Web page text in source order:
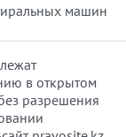
машин
в открытом
разрешения